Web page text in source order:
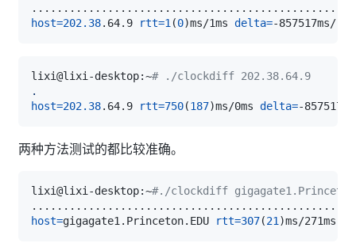
.. .. .. .. .. .. .. .. .. .. .. .. .. .. .. .. .. .. .. .. .. .. .. ..
host=202.38.64.9 rtt=1 (0)ms/1ms delta=-857517ms/-
lixi@lixi-desktop:~# ./clockdiff 202.38.64.9
.
host=202.38.64.9 rtt=750(187)ms/0ms delta=-
两种方法测试的都比较准确。
lixi@lixi-desktop:~#./clockdiff
.. .. .. .. .. .. .. .. .. .. .. .. .. .. .. .. .. .. .. .. .. .. .. ..
host=gigagate1.Princeton.EDU rtt=307(21 )ms/271ms